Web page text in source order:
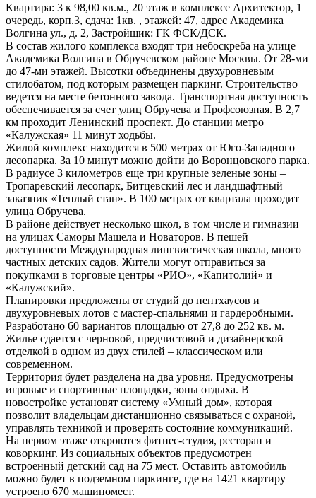
Квартира: 3 к 98,00 кв.м., 20 этаж в комплексе Архитектор, 1
очередь, корп.3, сдача: 1кв. , этажей: 47, адрес Академика
Волгина ул., д. 2, Застройщик: ГК ФСК/ДСК.
В состав жилого комплекса входят три небоскреба на улице
Академика Волгина в Обручевском районе Москвы. От 28-ми
до 47-ми этажей. Высотки объединены двухуровневым
стилобатом, под которым размещен паркинг. Строительство
ведется на месте бетонного завода. Транспортная доступность
обеспечивается за счет улиц Обручева и Профсоюзная. В 2,7
км проходит Ленинский проспект. До станции метро
«Калужская» 11 минут ходьбы.
Жилой комплекс находится в 500 метрах от Юго-Западного
лесопарка. За 10 минут можно дойти до Воронцовского парка.
В радиусе 3 километров еще три крупные зеленые зоны ‒
Тропаревский лесопарк, Битцевский лес и ландшафтный
заказник «Теплый стан». В 100 метрах от квартала проходит
улица Обручева.
В районе действует несколько школ, в том числе и гимназии
на улицах Саморы Машела и Новаторов. В пешей
доступности Международная лингвистическая школа, много
частных детских садов. Жители могут отправиться за
покупками в торговые центры «РИО», «Капитолий» и
«Калужский».
Планировки предложены от студий до пентхаусов и
двухуровневых лотов с мастер-спальнями и гардеробными.
Разработано 60 вариантов площадью от 27,8 до 252 кв. м.
Жилье сдается с черновой, предчистовой и дизайнерской
отделкой в одном из двух стилей ‒ классическом или
современном.
Территория будет разделена на два уровня. Предусмотрены
игровые и спортивные площадки, зоны отдыха. В
новостройке установят систему «Умный дом», которая
позволит владельцам дистанционно связываться с охраной,
управлять техникой и проверять состояние коммуникаций.
На первом этаже откроются фитнес-студия, ресторан и
коворкинг. Из социальных объектов предусмотрен
встроенный детский сад на 75 мест. Оставить автомобиль
можно будет в подземном паркинге, где на 1421 квартиру
устроено 670 машиномест.